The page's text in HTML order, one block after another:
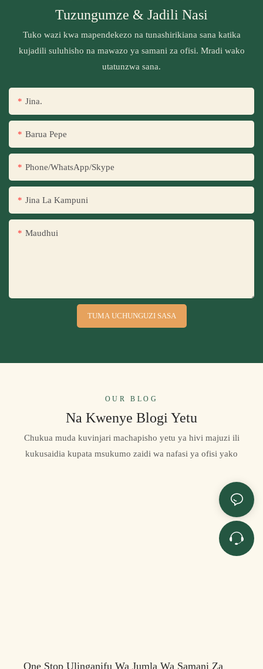
Tuzungumze & Jadili Nasi
Tuko wazi kwa mapendekezo na tunashirikiana sana katika
kujadili suluhisho na mawazo ya samani za ofisi. Mradi wako
utatunzwa sana.
Jina.
Barua Pepe
Phone/WhatsApp/Skype
Jina La Kampuni
Maudhui
TUMA UCHUNGUZI SASA
OUR BLOG
Na Kwenye Blogi Yetu
Chukua muda kuvinjari machapisho yetu ya hivi majuzi ili
kukusaidia kupata msukumo zaidi wa nafasi ya ofisi yako
One Stop Ulinganifu Wa Jumla Wa Samani Za